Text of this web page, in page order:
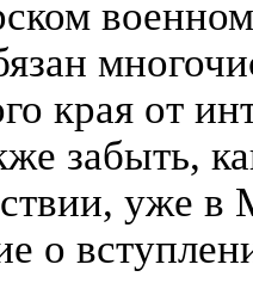
края от
забыть,
уже в
о